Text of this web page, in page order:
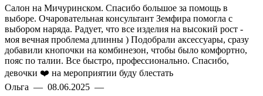
Салон на Мичуринском. Спасибо большое за помощь в
выборе. Очаровательная консультант Земфира помогла с
выбором наряда. Радует, что все изделия на высокий рост -
моя вечная проблема длинны ) Подобрали аксессуары, сразу
добавили кнопочки на комбинезон, чтобы было комфортно,
пояс по талии. Все быстро, профессионально. Спасибо,
девочки ❤️ на мероприятии буду блестать
Ольга — 08.06.2025 —